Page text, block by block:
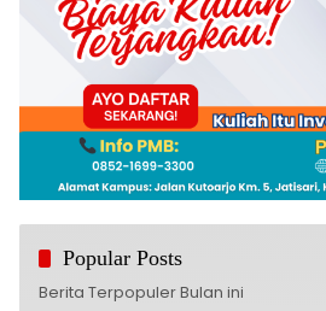
Popular Posts
Berita Terpopuler Bulan ini